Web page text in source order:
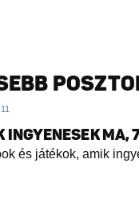
INGYENESEK MA,
és játékok, amik